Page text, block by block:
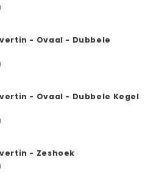
- Ovaal - Dubbele
- Ovaal - Dubbele Kegel
- Zeshoek